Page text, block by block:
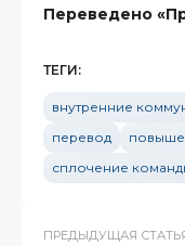
Переведено
ТЕГИ:
внутренние
перевод
сплочение
ПРЕДЫДУЩАЯ